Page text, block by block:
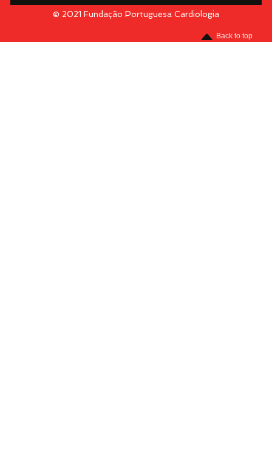
© 2021 Fundação Portuguesa Cardiologia
Back to top